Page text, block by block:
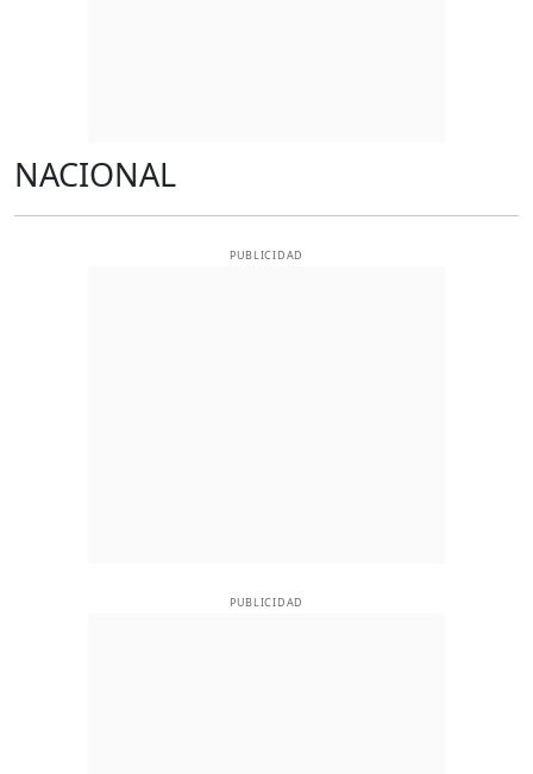
NACIONAL
PUBLICIDAD
PUBLICIDAD